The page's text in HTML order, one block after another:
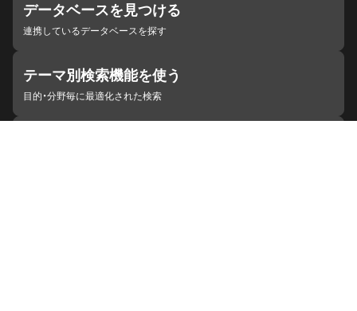
データベースを見つける
連携しているデータベースを探す
テーマ別検索機能を使う
目的・分野毎に最適化された検索